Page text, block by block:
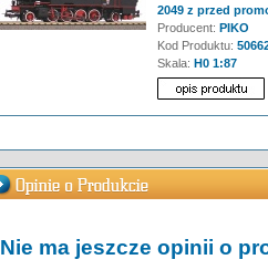
2049 z przed
Producent: PIKO
Kod Produktu:
Skala: H0 1:87
Nie ma jeszcze opinii o